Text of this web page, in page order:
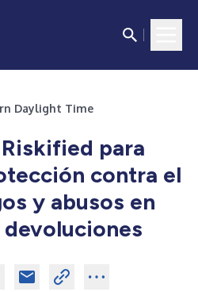
Daylight Time
para
contra el
y abusos en